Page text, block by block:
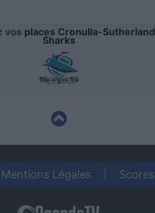
vos places Cronulla-Sutherland
Sharks
Mentions Légales